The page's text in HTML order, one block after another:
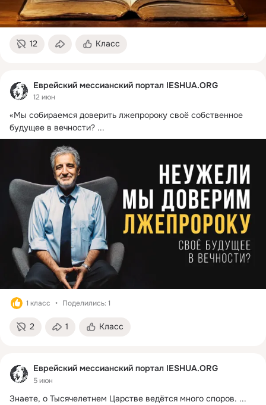
12 Класс
Еврейский мессианский портал IESHUA.ORG
12 июн
«Мы собираемся доверить лжепророку своё собственное
будущее в вечности? ...
1 класс Поделились: 1
2 1 Класс
Еврейский мессианский портал IESHUA.ORG
5 июн
Знаете, о Тысячелетнем Царстве ведётся много споров. ...